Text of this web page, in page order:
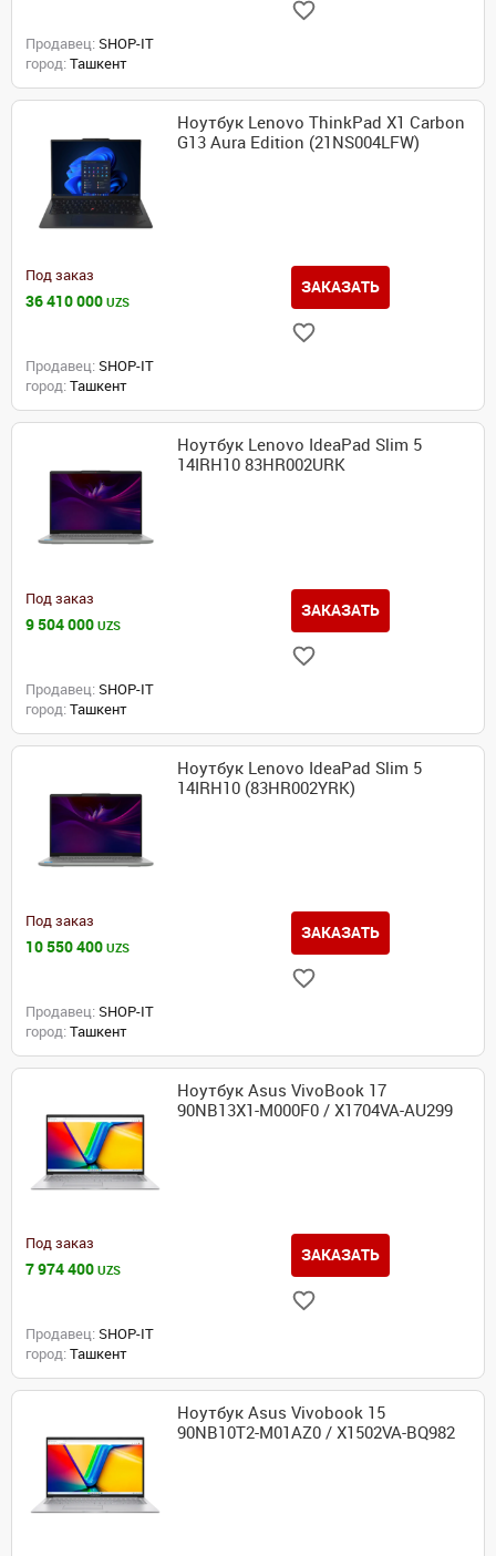
Продавец: SHOP-IT
город: Ташкент
Ноутбук Lenovo ThinkPad X1 Carbon
G13 Aura Edition (21NS004LFW)
Под заказ
36 410 000 UZS
ЗАКАЗАТЬ
Продавец: SHOP-IT
город: Ташкент
Ноутбук Lenovo IdeaPad Slim 5
14IRH10 83HR002URK
Под заказ
9 504 000 UZS
ЗАКАЗАТЬ
Продавец: SHOP-IT
город: Ташкент
Ноутбук Lenovo IdeaPad Slim 5
14IRH10 (83HR002YRK)
Под заказ
10 550 400 UZS
ЗАКАЗАТЬ
Продавец: SHOP-IT
город: Ташкент
Ноутбук Asus VivoBook 17
90NB13X1-M000F0 / X1704VA-AU299
Под заказ
7 974 400 UZS
ЗАКАЗАТЬ
Продавец: SHOP-IT
город: Ташкент
Ноутбук Asus Vivobook 15
90NB10T2-M01AZ0 / X1502VA-BQ982